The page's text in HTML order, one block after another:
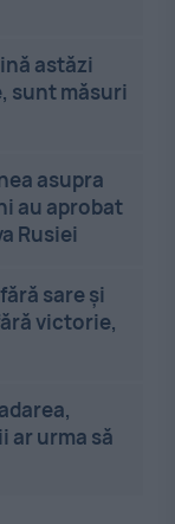
astăzi
sunt măsuri
asupra
au aprobat
Rusiei
sare și
victorie,
ar urma să